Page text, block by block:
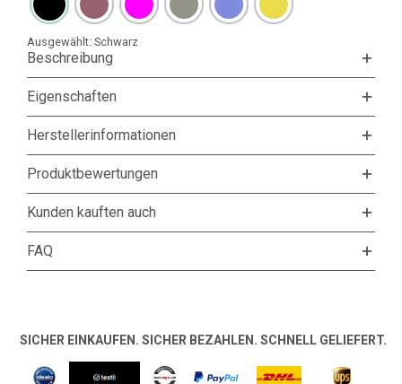
Ausgewählt: Schwarz
Beschreibung
Eigenschaften
Herstellerinformationen
Produktbewertungen
Kunden kauften auch
FAQ
SICHER EINKAUFEN. SICHER BEZAHLEN. SCHNELL GELIEFERT.